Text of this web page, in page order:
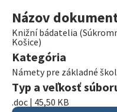
Názov
Knižní bádatelia
Košice)
Kategória
Námety pre základné
Typ a veľkosť
.doc | 45,50 KB